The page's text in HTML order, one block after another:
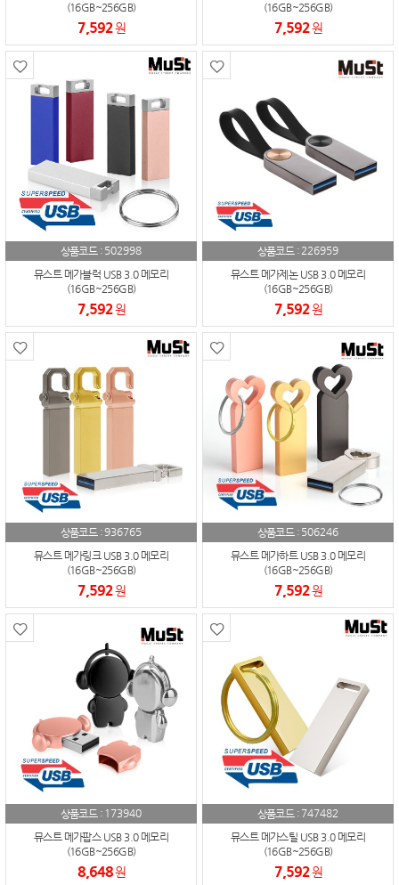
(16GB~256GB)
7,592원
(16GB~256GB)
7,592원
상품코드 : 502998
뮤스트 메가블럭 USB 3.0 메모리
(16GB~256GB)
7,592원
상품코드 :226959
뮤스트 메가제논 USB 3.0 메모리
(16GB~256GB)
7,592원
상품코드 :936765
뮤스트 메가링크 USB 3.0 메모리
(16GB~256GB)
7,592원
상품코드 : 506246
뮤스트 메가하트 USB 3.0 메모리
(16GB~256GB)
7,592원
상품코드 : 173940
뮤스트 메가팝스 USB 3.0 메모리
(16GB~256GB)
8,648원
상품코드 : 747482
뮤스트 메가스틸 USB 3.0 메모리
(16GB~256GB)
7,592원